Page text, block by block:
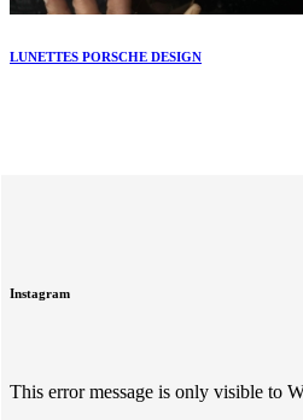
LUNETTES PORSCHE DESIGN
Instagram
This error message is only visible to